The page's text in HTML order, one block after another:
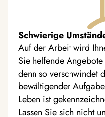
Schwierige
Auf der Arbeit wird
Sie helfende
denn so verschwindet
bewältigender
Leben ist
Lassen Sie sich nicht